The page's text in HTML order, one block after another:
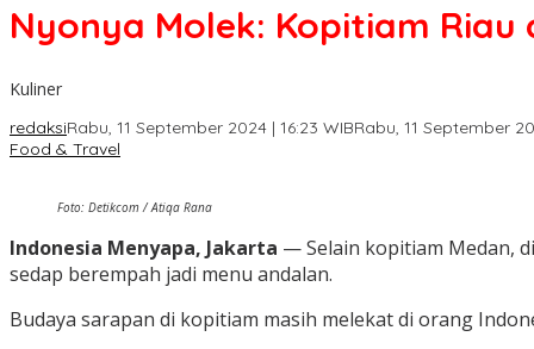
Nyonya Molek: Kopitiam Riau
Kuliner
redaksiRabu, 11 September 2024 | 16:23 WIBRabu, 11 September
Food & Travel
Foto: Detikcom / Atiqa Rana
Indonesia Menyapa, Jakarta — Selain kopitiam Medan,
sedap berempah jadi menu andalan.
Budaya sarapan di kopitiam masih melekat di orang